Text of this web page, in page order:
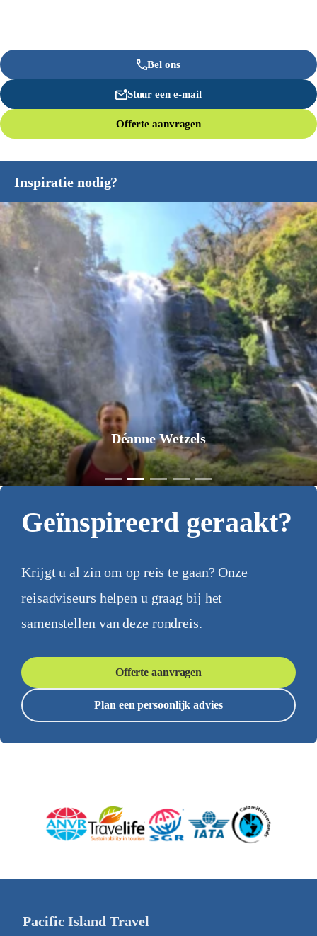
Bel ons
Stuur een e-mail
Offerte aanvragen
Inspiratie nodig?
Déanne Wetzels
Geïnspireerd geraakt?
Krijgt u al zin om op reis te gaan? Onze
reisadviseurs helpen u graag bij het
samenstellen van deze rondreis.
Offerte aanvragen
Plan een persoonlijk advies
Pacific Island Travel